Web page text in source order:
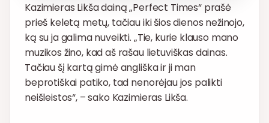
Kazimieras Likša dainą „Perfect Times“ prašė
prieš keletą metų, tačiau iki šios dienos nežinojo,
ką su ja galima nuveikti. „Tie, kurie klauso mano
muzikos žino, kad aš rašau lietuviškas dainas.
Tačiau šį kartą gimė angliška ir ji man
beprotiškai patiko, tad nenorėjau jos palikti
neišleistos“, – sako Kazimieras Likša.